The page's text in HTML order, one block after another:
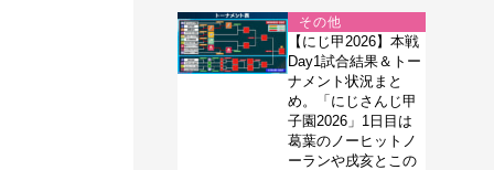
その他
【にじ甲2026】本戦
Day1試合結果＆トー
ナメント状況まと
め。「にじさんじ甲
子園2026」1日目は
葛葉のノーヒットノ
ーランや戌亥とこの